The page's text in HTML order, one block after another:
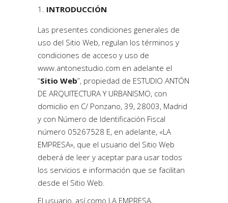
INTRODUCCIÓN
Las presentes condiciones generales de
uso del Sitio Web, regulan los términos y
condiciones de acceso y uso de
www.antonestudio.com en adelante el
“Sitio Web”, propiedad de ESTUDIO ANTÓN
DE ARQUITECTURA Y URBANISMO, con
domicilio en C/ Ponzano, 39, 28003, Madrid
y con Número de Identificación Fiscal
número 05267528 E, en adelante, «LA
EMPRESA», que el usuario del Sitio Web
deberá de leer y aceptar para usar todos
los servicios e información que se facilitan
desde el Sitio Web.
El usuario, así como LA EMPRESA,